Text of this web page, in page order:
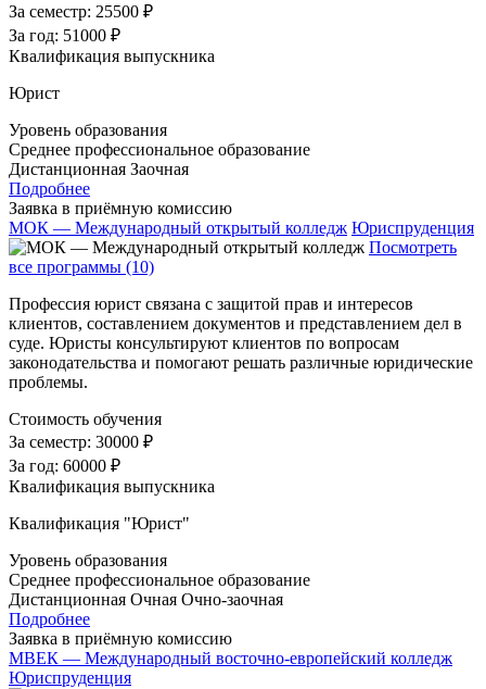
За семестр: 25500 ₽
За год: 51000 ₽
Квалификация выпускника
Юрист
Уровень образования
Среднее профессиональное образование
Дистанционная Заочная
Подробнее
Заявка в приёмную комиссию
МОК — Международный открытый колледж Юриспруденция
Посмотреть
все программы (10)
Профессия юрист связана с защитой прав и интересов
клиентов, составлением документов и представлением дел в
суде. Юристы консультируют клиентов по вопросам
законодательства и помогают решать различные юридические
проблемы.
Стоимость обучения
За семестр: 30000 ₽
За год: 60000 ₽
Квалификация выпускника
Квалификация "Юрист"
Уровень образования
Среднее профессиональное образование
Дистанционная Очная Очно-заочная
Подробнее
Заявка в приёмную комиссию
МВЕК — Международный восточно-европейский колледж
Юриспруденция